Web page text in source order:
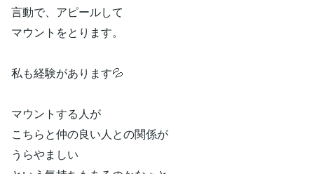
言動で、アピールして
マウントをとります。
私も経験があります💦
マウントする人が
こちらと仲の良い人との関係が
うらやましい